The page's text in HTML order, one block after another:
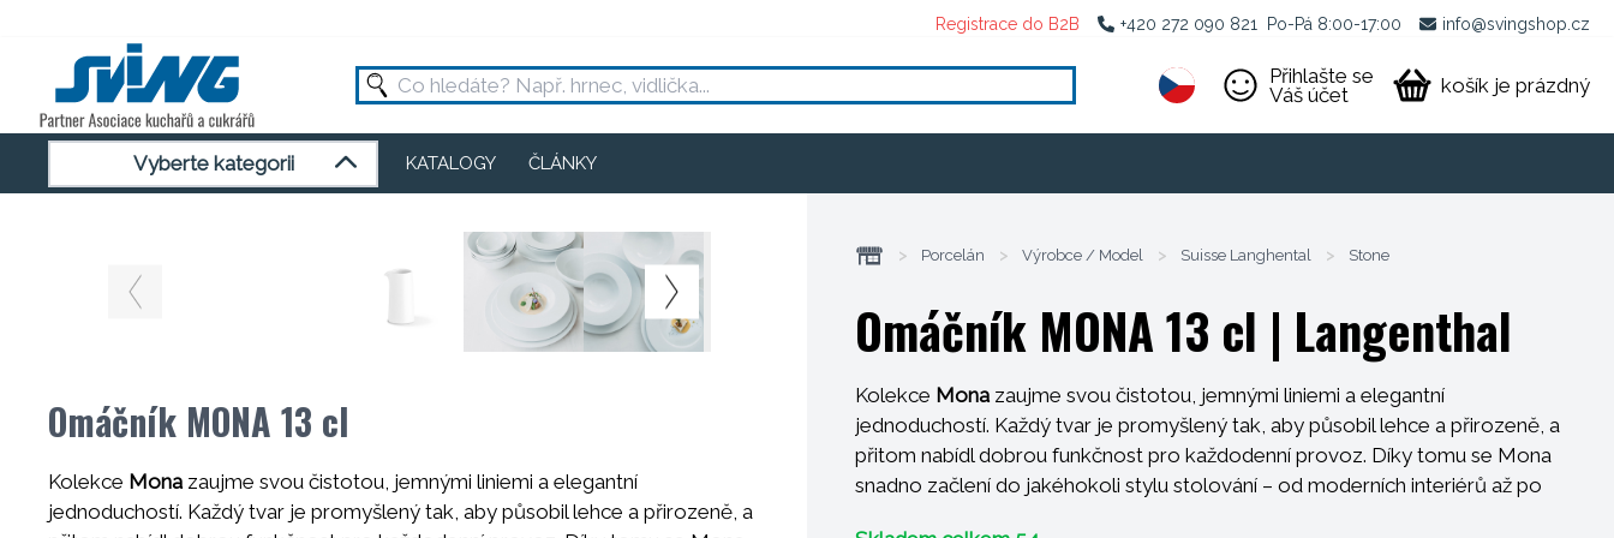
Registrace do B2B +420 272 090 821 Po-Pá 8:00-17:00 info@svingshop.cz
Přihlašte se
Váš účet
košík je prázdný
Vyberte kategorii KATALOGY ČLÁNKY
Omáčník MONA 13 cl
Kolekce Mona zaujme svou čistotou, jemnými liniemi a elegantní
jednoduchostí. Každý tvar je promyšlený tak, aby působil lehce a přirozeně, a
> Porcelán > Výrobce / Model > Suisse Langhental > Stone
Omáčník MONA 13 cl | Langenthal
Kolekce Mona zaujme svou čistotou, jemnými liniemi a elegantní
jednoduchostí. Každý tvar je promyšlený tak, aby působil lehce a přirozeně, a
přitom nabídl dobrou funkčnost pro každodenní provoz. Díky tomu se Mona
snadno začlení do jakéhokoli stylu stolování – od moderních interiérů až po